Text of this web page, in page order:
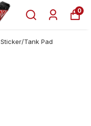
0
Sticker/Tank Pad